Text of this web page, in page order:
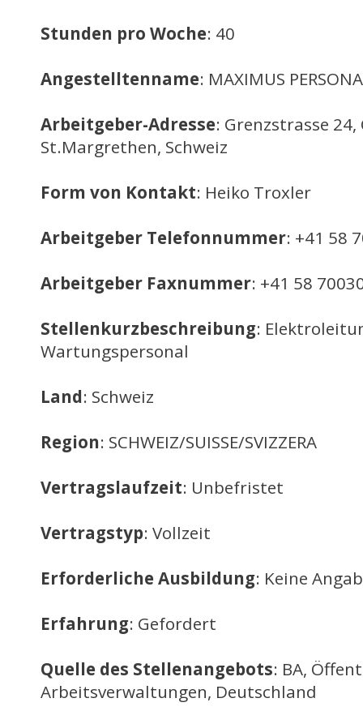
Stunden pro Woche: 40
Angestelltenname: MAXIMUS
Arbeitgeber-Adresse: Grenzstrasse 24,
St.Margrethen, Schweiz
Form von Kontakt: Heiko Troxler
Arbeitgeber Telefonnummer: +41 58
Arbeitgeber Faxnummer: +41 58
Stellenkurzbeschreibung:
Wartungspersonal
Land: Schweiz
Region: SCHWEIZ/SUISSE/SVIZZERA
Vertragslaufzeit: Unbefristet
Vertragstyp: Vollzeit
Erforderliche Ausbildung: Keine
Erfahrung: Gefordert
Quelle des Stellenangebots: BA,
Arbeitsverwaltungen, Deutschland